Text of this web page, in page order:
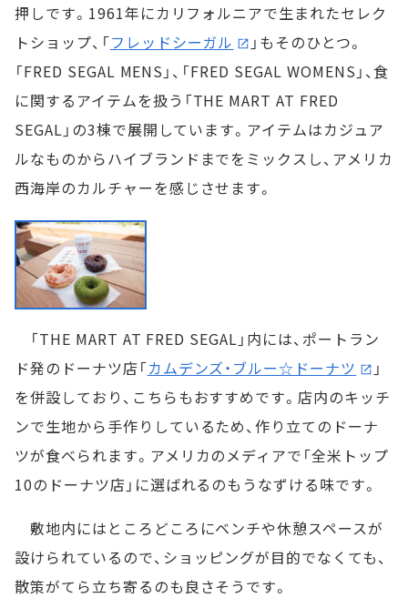
押しです。1961年にカリフォルニアで生まれたセレク
トショップ、「フレッドシーガル
」もそのひとつ。
「FRED SEGAL MENS」、「FRED SEGAL WOMENS」、食
に関するアイテムを扱う「THE MART AT FRED
SEGAL」の3棟で展開しています。アイテムはカジュア
ルなものからハイブランドまでをミックスし、アメリカ
西海岸のカルチャーを感じさせます。
「THE MART AT FRED SEGAL」内には、ポートラン
ド発のドーナツ店「カムデンズ・ブルー☆ドーナツ
」
を併設しており、こちらもおすすめです。店内のキッチ
ンで生地から手作りしているため、作り立てのドーナ
ツが食べられます。アメリカのメディアで「全米トップ
10のドーナツ店」に選ばれるのもうなずける味です。
敷地内にはところどころにベンチや休憩スペースが
設けられているので、ショッピングが目的でなくても、
散策がてら立ち寄るのも良さそうです。